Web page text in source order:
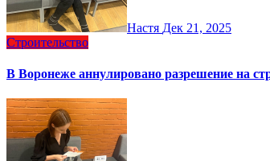
Настя Дек 21, 2025
Строительство
В Воронеже аннулировано разрешение на